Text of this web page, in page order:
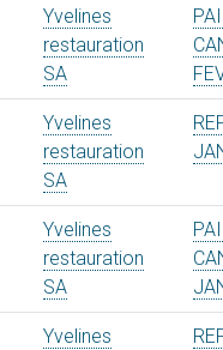
Yvelines
restauration
SA
Yvelines
restauration
SA
Yvelines
restauration
SA
Yvelines